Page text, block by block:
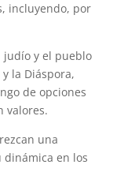
incluyendo, por
judío y el pueblo
la Diáspora,
de opciones
valores.
una
en los